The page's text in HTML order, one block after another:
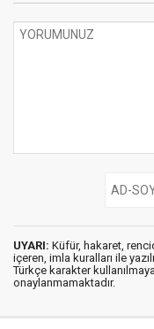
UYARI: Küfür, hakaret,
içeren, imla kuralları ile
Türkçe karakter
onaylanmamaktadır.